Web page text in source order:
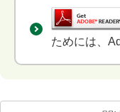
ためには、